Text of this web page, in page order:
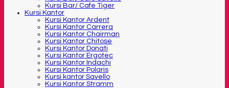
Kursi Bar/ Cafe Tiger
Kursi Kantor
Kursi Kantor Ardent
Kursi Kantor Carrera
Kursi Kantor Chairman
Kursi Kantor Chitose
Kursi Kantor Donati
Kursi Kantor Ergotec
Kursi Kantor Indachi
Kursi Kantor Polaris
Kursi kantor Savello
Kursi Kantor Stramm